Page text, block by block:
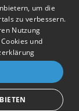
AGB
aktivieren
um die
zu verbessern.
Nutzung
und